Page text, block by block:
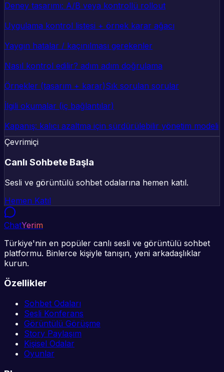
Deney tasarımı: A/B veya kontrollü rollout
Uygulama kontrol listesi + örnek karar ağacı
Yaygın hatalar / kaçınılması gerekenler
Nasıl kontrol edilir? adım adım doğrulama
Örnekler (tasarım + karar)Sık sorulan sorular
İlgili okumalar (iç bağlantılar)
Kapanış: kalıcı azaltma için sürdürülebilir yönetim modeli
Çevrimiçi
Canlı Sohbete Başla
Sesli ve görüntülü sohbet odalarına hemen katıl.
Hemen Katıl
ChatYerim
Türkiye'nin en popüler canlı sesli ve görüntülü sohbet
platformu. Binlerce kişiyle tanışın, yeni arkadaşlıklar
kurun.
Özellikler
Sohbet Odaları
Sesli Konferans
Görüntülü Görüşme
Story Paylaşım
Kişisel Odalar
Oyunlar